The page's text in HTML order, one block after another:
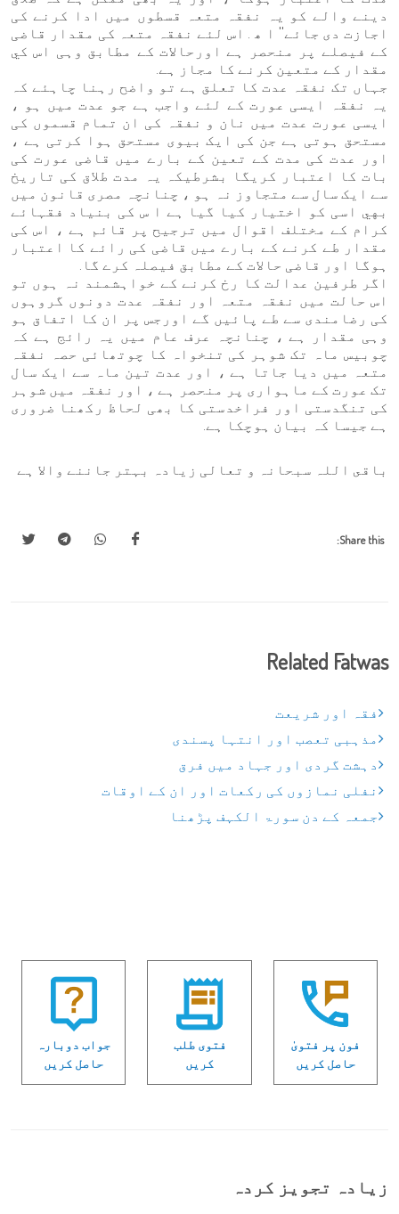
دینے والے کو یہ نفقہ متعہ قسطوں میں ادا کرنے کی
اجازت دی جائے'' ا ھ . اس لئے نفقہ متعہ کی مقدار قاضی
کے فیصلے پر منحصر ہے اورحالات کے مطابق وہی اس كي
مقدار كے متعين کرنے کا مجاز ہے.
جہاں تک نفقہ عدت کا تعلق ہے تو واضح رہنا چاہئے کہ
یہ نفقہ ایسی عورت کے لئے واجب ہے جو عدت میں ہو ،
ایسی عورت عدت میں نان و نفقہ کی ان تمام قسموں کی
مستحق ہوتی ہے جن کی ایک بیوی مستحق ہوا کرتی ہے ،
اور عدت کی مدت کے تعین کے بارے میں قاضی عورت کی
بات کا اعتبار کریگا بشرطیکہ یہ مدت طلاق کی تاریخ
سے ایک سال سے متجاوز نہ ہو ، چنانچہ مصری قانون میں
بهي اسی کو اختیار کیا گیا ہے ا س کی بنیاد فقہائے
کرام کے مختلف اقوال میں ترجیح پر قائم ہے ، اس کی
مقدار طے کرنے کے بارے میں قاضی کی رائے کا اعتبار
ہوگا اور قاضی حالات کے مطابق فیصلہ کرے گا.
اگر طرفین عدالت کا رخ کرنے کے خواہشمند نہ ہوں تو
اس حالت میں نفقہ متعہ اور نفقہ عدت دونوں گروہوں
کی رضامندی سے طے پائیں گے اورجس پر ان کا اتفاق ہو
وہی مقدار ہے ، چنانچہ عرف عام میں یہ رائج ہے کہ
چوبیس ماہ تک شوہر کی تنخواہ کا چوتھائی حصہ نفقہ
متعہ میں دیا جاتا ہے ، اور عدت تین ماہ سے ایک سال
تک عورت کے ماہواری پر منحصر ہے ، اور نفقہ میں شوہر
کی تنگدستی اور فراخدستی کا بھی لحاظ رکھنا ضروری
ہے جیسا کہ بیان ہوچکا ہے.
باقى اللہ سبحانہ و تعالی زیادہ بہتر جاننے والا ہے
Share this:
Related Fatwas
فقہ اور شریعت
مذہبی تعصب اور انتہا پسندی
دہشت گردی اور جہاد میں فرق
نفلی نمازوں کی رکعات اور ان کے اوقات
جمعہ کے دن سورۃ الکہف پڑھنا
فون پر فتویٰ
حاصل کریں
فتوی طلب
کریں
جواب دوبارہ
حاصل کریں
زیادہ تجویز کردہ